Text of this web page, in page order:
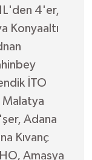
4'er,
Konyaaltı
İTO
Malatya
Adana
Kıvanç
Amasya